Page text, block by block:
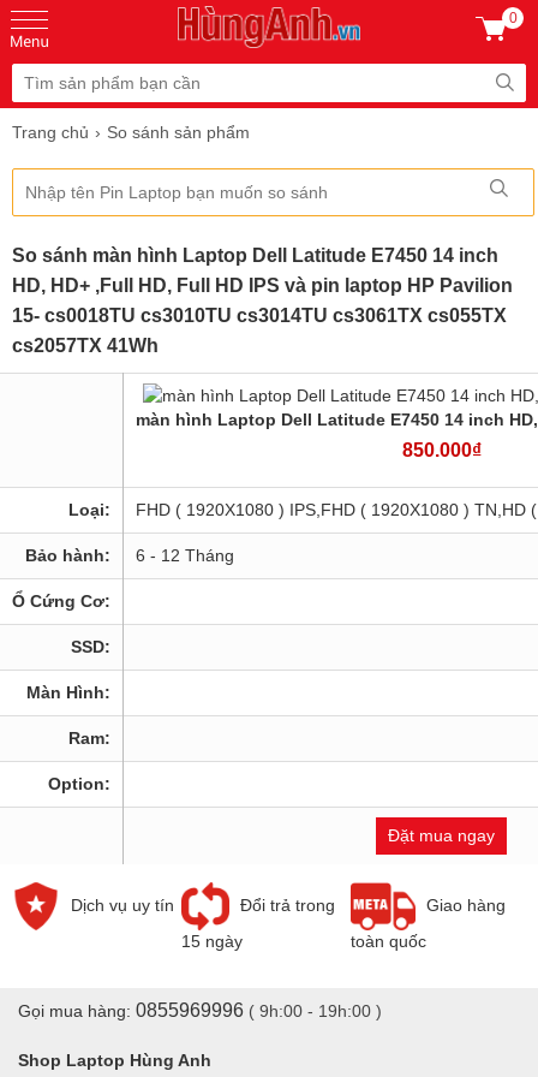
0
Trang chủ So sánh sản phẩm
So sánh màn hình Laptop Dell Latitude E7450 14 inch
HD, HD+ ,Full HD, Full HD IPS và pin laptop HP Pavilion
15- cs0018TU cs3010TU cs3014TU cs3061TX cs055TX
cs2057TX 41Wh
màn hình Laptop Dell Latitude E7450 14 inch
850.000₫
Loại: FHD ( 1920X1080 ) IPS,FHD ( 1920X1080 ) TN,HD
Bảo hành: 6 - 12 Tháng
Ổ Cứng Cơ:
SSD:
Màn Hình:
Ram:
Option:
Đặt mua ngay
Dịch vụ uy tín
Đổi trả trong
15 ngày
Giao hàng
toàn quốc
Gọi mua hàng: 0855969996 ( 9h:00 - 19h:00 )
Shop Laptop Hùng Anh